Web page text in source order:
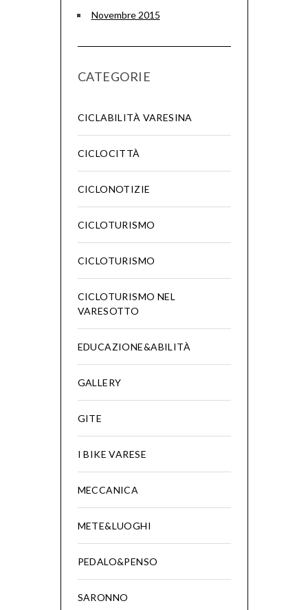
Novembre 2015
CATEGORIE
CICLABILITÀ VARESINA
CICLOCITTÀ
CICLONOTIZIE
CICLOTURISMO
CICLOTURISMO
CICLOTURISMO NEL
VARESOTTO
EDUCAZIONE&ABILITÀ
GALLERY
GITE
I BIKE VARESE
MECCANICA
METE&LUOGHI
PEDALO&PENSO
SARONNO